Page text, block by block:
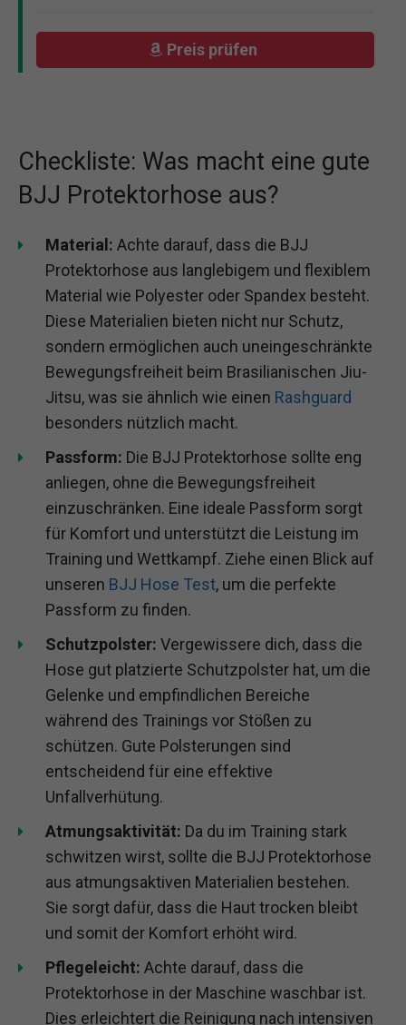
Preis prüfen
Checkliste: Was macht eine gute
BJJ Protektorhose aus?
Material: Achte darauf, dass die BJJ
Protektorhose aus langlebigem und flexiblem
Material wie Polyester oder Spandex besteht.
Diese Materialien bieten nicht nur Schutz,
sondern ermöglichen auch uneingeschränkte
Bewegungsfreiheit beim Brasilianischen Jiu-
Jitsu, was sie ähnlich wie einen Rashguard
besonders nützlich macht.
Passform: Die BJJ Protektorhose sollte eng
anliegen, ohne die Bewegungsfreiheit
einzuschränken. Eine ideale Passform sorgt
für Komfort und unterstützt die Leistung im
Training und Wettkampf. Ziehe einen Blick auf
unseren BJJ Hose Test, um die perfekte
Passform zu finden.
Schutzpolster: Vergewissere dich, dass die
Hose gut platzierte Schutzpolster hat, um die
Gelenke und empfindlichen Bereiche
während des Trainings vor Stößen zu
schützen. Gute Polsterungen sind
entscheidend für eine effektive
Unfallverhütung.
Atmungsaktivität: Da du im Training stark
schwitzen wirst, sollte die BJJ Protektorhose
aus atmungsaktiven Materialien bestehen.
Sie sorgt dafür, dass die Haut trocken bleibt
und somit der Komfort erhöht wird.
Pflegeleicht: Achte darauf, dass die
Protektorhose in der Maschine waschbar ist.
Dies erleichtert die Reinigung nach intensiven